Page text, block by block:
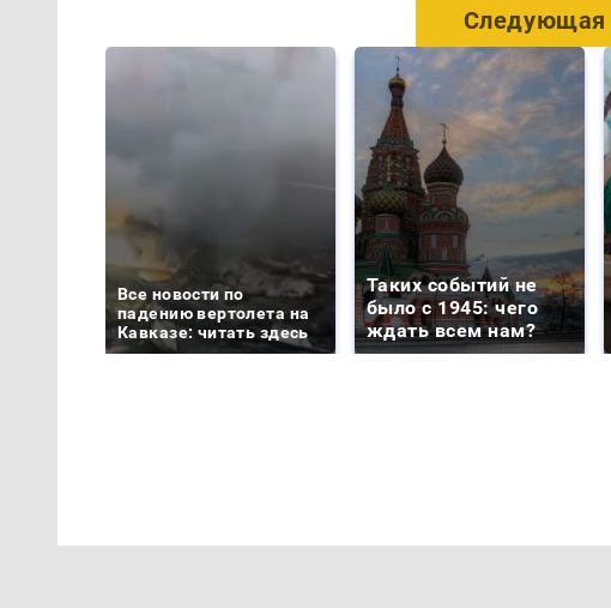
Следующая
Все новости по
падению вертолета на
Кавказе: читать здесь
Таких событий не
было с 1945: чего
ждать всем нам?